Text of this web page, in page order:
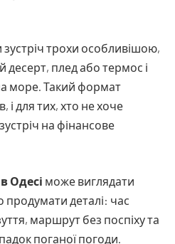
трохи особливішою,
десерт, плед або термос і
море. Такий формат
і для тих, хто не хоче
на фінансове
Одесі може виглядати
деталі: час
маршрут без поспіху та
поганої погоди.